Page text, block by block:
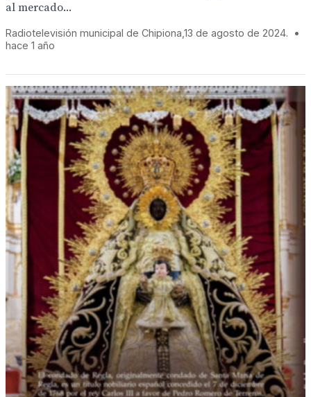
al mercado...
Radiotelevisión municipal de Chipiona,13 de agosto de 2024.
•
hace 1 año